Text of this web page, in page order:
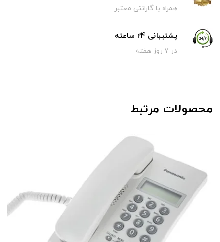
همراه با گارانتی معتبر
پشتیبانی 24 ساعته
در 7 روز هفته
محصولات مرتبط